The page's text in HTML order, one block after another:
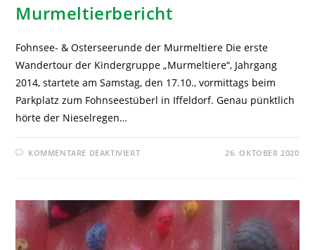
Murmeltierbericht
Fohnsee- & Osterseerunde der Murmeltiere Die erste
Wandertour der Kindergruppe „Murmeltiere“, Jahrgang
2014, startete am Samstag, den 17.10., vormittags beim
Parkplatz zum Fohnseestüberl in Iffeldorf. Genau pünktlich
hörte der Nieselregen…
KOMMENTARE DEAKTIVIERT 26. OKTOBER 2020